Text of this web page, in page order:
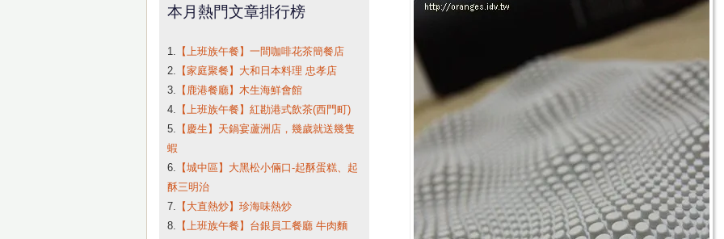
本月熱門文章排行榜
1. 【上班族午餐】一間咖啡花茶簡餐店
2. 【家庭聚餐】大和日本料理 忠孝店
3. 【鹿港餐廳】木生海鮮會館
4. 【上班族午餐】紅勘港式飲茶(西門町)
5. 【慶生】天鍋宴蘆洲店，幾歲就送幾隻
蝦
6. 【城中區】大黑松小倆口-起酥蛋糕、起
酥三明治
7. 【大直熱炒】珍海味熱炒
8. 【上班族午餐】台銀員工餐廳 牛肉麵